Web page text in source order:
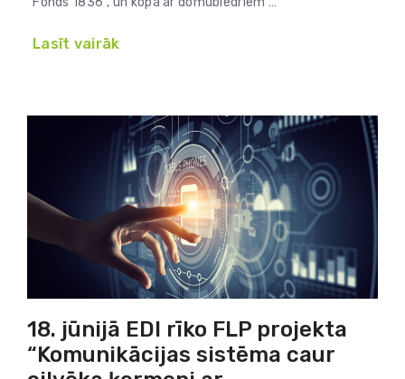
Lasīt vairāk
18. jūnijā EDI rīko FLP projekta
“Komunikācijas sistēma caur